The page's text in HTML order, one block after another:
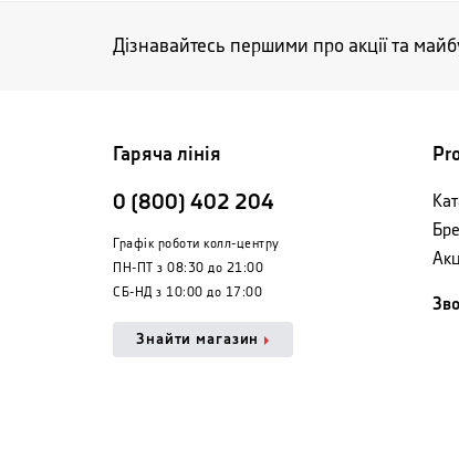
Дізнавайтесь першими про акції та
Гаряча лінія
0 (800) 402 204
Графік роботи колл-центру
ПН-ПТ з 08:30 до 21:00
СБ-НД з 10:00 до 17:00
Знайти магазин